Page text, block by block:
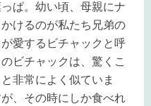
ぱ。幼い頃、母親にナ
けるのが私たち兄弟の
愛するビチャックと呼
のビチャックは、驚くこ
非常によく似ていま
、その時にしか食べれ